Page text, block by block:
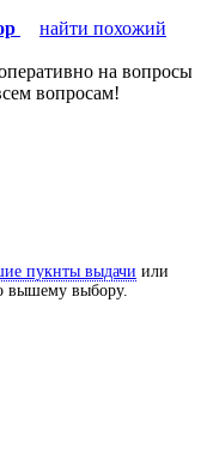
найти похожий
на вопросы
вопросам!
пукнты выдачи или
вышему выбору.